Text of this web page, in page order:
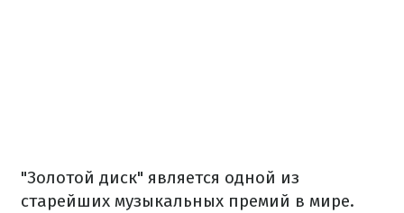
"Золотой диск" является одной из
старейших музыкальных премий в мире.